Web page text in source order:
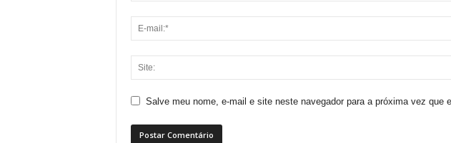
Salve meu nome, e-mail e site neste navegador para a próxima vez que